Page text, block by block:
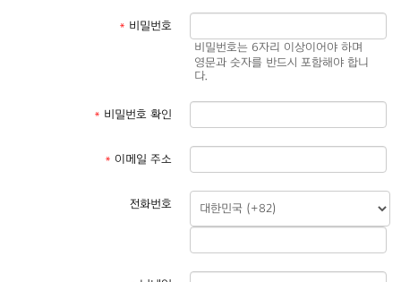
* 비밀번호
비밀번호는 6자리 이상이어야 하며
영문과 숫자를 반드시 포함해야 합니
다.
* 비밀번호 확인
* 이메일 주소
전화번호